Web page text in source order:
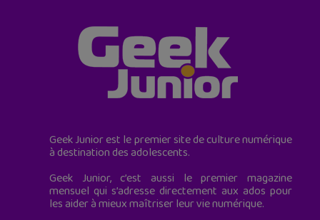
Geek Junior est le premier site de culture numérique
à destination des adolescents.
Geek Junior, c’est aussi le premier magazine
mensuel qui s’adresse directement aux ados pour
les aider à mieux maîtriser leur vie numérique.